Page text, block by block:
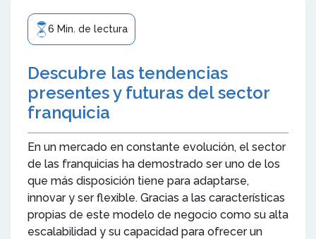
6 Min. de lectura
Descubre las tendencias
presentes y futuras del sector
franquicia
En un mercado en constante evolución, el sector
de las franquicias ha demostrado ser uno de los
que más disposición tiene para adaptarse,
innovar y ser flexible. Gracias a las características
propias de este modelo de negocio como su alta
escalabilidad y su capacidad para ofrecer un